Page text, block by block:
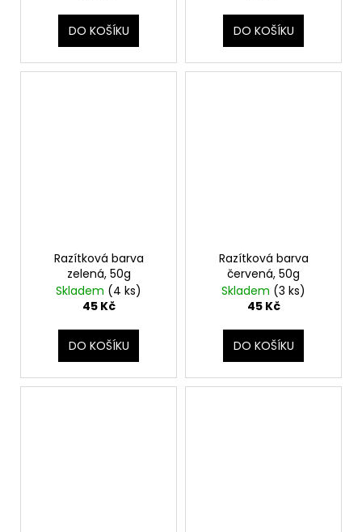
DO KOŠÍKU DO KOŠÍKU
Razítková barva
zelená, 50g
Skladem (4 ks)
45 Kč
DO KOŠÍKU
Razítková barva
červená, 50g
Skladem (3 ks)
45 Kč
DO KOŠÍKU